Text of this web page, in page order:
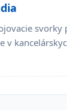
svorky
v